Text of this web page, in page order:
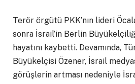
Terör örgütü PKK’nın lideri
sonra İsrail’in Berlin
hayatını kaybetti. Devamında,
Büyükelçisi Özener, İsrail
görüşlerin artması nedeniyle